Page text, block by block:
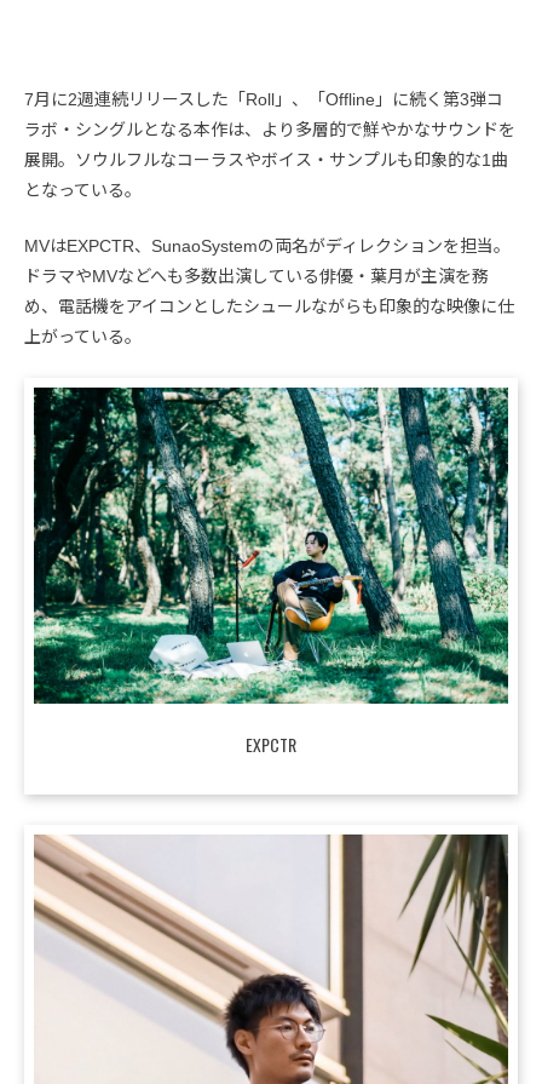
7月に2週連続リリースした「Roll」、「Offline」に続く第3弾コ
ラボ・シングルとなる本作は、より多層的で鮮やかなサウンドを
展開。ソウルフルなコーラスやボイス・サンプルも印象的な1曲
となっている。
MVはEXPCTR、SunaoSystemの両名がディレクションを担当。
ドラマやMVなどへも多数出演している俳優・葉月が主演を務
め、電話機をアイコンとしたシュールながらも印象的な映像に仕
上がっている。
EXPCTR